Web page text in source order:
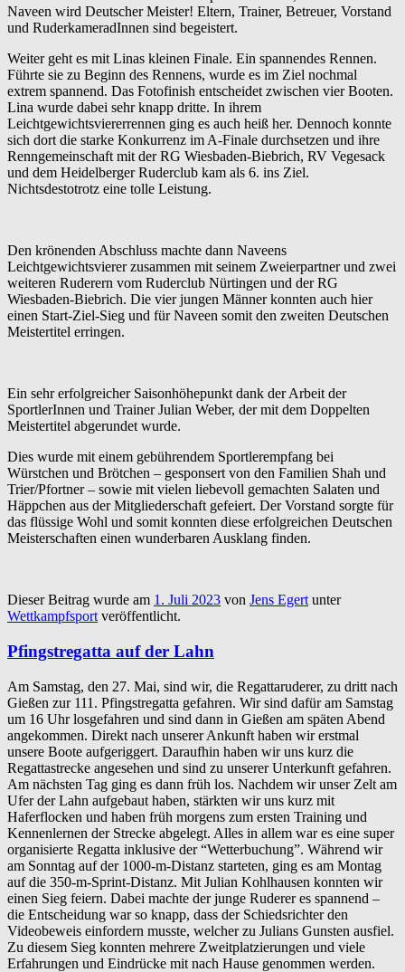
Naveen wird Deutscher Meister! Eltern, Trainer, Betreuer, Vorstand
und RuderkameradInnen sind begeistert.
Weiter geht es mit Linas kleinen Finale. Ein spannendes Rennen.
Führte sie zu Beginn des Rennens, wurde es im Ziel nochmal
extrem spannend. Das Fotofinish entscheidet zwischen vier Booten.
Lina wurde dabei sehr knapp dritte. In ihrem
Leichtgewichtsviererrennen ging es auch heiß her. Dennoch konnte
sich dort die starke Konkurrenz im A-Finale durchsetzen und ihre
Renngemeinschaft mit der RG Wiesbaden-Biebrich, RV Vegesack
und dem Heidelberger Ruderclub kam als 6. ins Ziel.
Nichtsdestotrotz eine tolle Leistung.
Den krönenden Abschluss machte dann Naveens
Leichtgewichtsvierer zusammen mit seinem Zweierpartner und zwei
weiteren Ruderern vom Ruderclub Nürtingen und der RG
Wiesbaden-Biebrich. Die vier jungen Männer konnten auch hier
einen Start-Ziel-Sieg und für Naveen somit den zweiten Deutschen
Meistertitel erringen.
Ein sehr erfolgreicher Saisonhöhepunkt dank der Arbeit der
SportlerInnen und Trainer Julian Weber, der mit dem Doppelten
Meistertitel abgerundet wurde.
Dies wurde mit einem gebührendem Sportlerempfang bei
Würstchen und Brötchen – gesponsert von den Familien Shah und
Trier/Pfortner – sowie mit vielen liebevoll gemachten Salaten und
Häppchen aus der Mitgliederschaft gefeiert. Der Vorstand sorgte für
das flüssige Wohl und somit konnten diese erfolgreichen Deutschen
Meisterschaften einen wunderbaren Ausklang finden.
Dieser Beitrag wurde am 1. Juli 2023 von Jens Egert unter
Wettkampfsport veröffentlicht.
Pfingstregatta auf der Lahn
Am Samstag, den 27. Mai, sind wir, die Regattaruderer, zu dritt nach
Gießen zur 111. Pfingstregatta gefahren. Wir sind dafür am Samstag
um 16 Uhr losgefahren und sind dann in Gießen am späten Abend
angekommen. Direkt nach unserer Ankunft haben wir erstmal
unsere Boote aufgeriggert. Daraufhin haben wir uns kurz die
Regattastrecke angesehen und sind zu unserer Unterkunft gefahren.
Am nächsten Tag ging es dann früh los. Nachdem wir unser Zelt am
Ufer der Lahn aufgebaut haben, stärkten wir uns kurz mit
Haferflocken und haben früh morgens zum ersten Training und
Kennenlernen der Strecke abgelegt. Alles in allem war es eine super
organisierte Regatta inklusive der “Wetterbuchung”. Während wir
am Sonntag auf der 1000-m-Distanz starteten, ging es am Montag
auf die 350-m-Sprint-Distanz. Mit Julian Kohlhausen konnten wir
einen Sieg feiern. Dabei machte der junge Ruderer es spannend –
die Entscheidung war so knapp, dass der Schiedsrichter den
Videobeweis einfordern musste, welcher zu Julians Gunsten ausfiel.
Zu diesem Sieg konnten mehrere Zweitplatzierungen und viele
Erfahrungen und Eindrücke mit nach Hause genommen werden.